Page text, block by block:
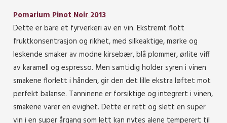
Pomarium Pinot Noir 2013
Dette er bare et fyrverkeri av en vin. Ekstremt flott
fruktkonsentrasjon og rikhet, med silkeaktige, mørke og
leskende smaker av modne kirsebær, blå plommer, ørlite viff
av karamell og espresso. Men samtidig holder syren i vinen
smakene florlett i hånden, gir den det lille ekstra løftet mot
perfekt balanse. Tanninene er forsiktige og integrert i vinen,
smakene varer en evighet. Dette er rett og slett en super
vin i en super årgang som lett kan nytes alene temperert til